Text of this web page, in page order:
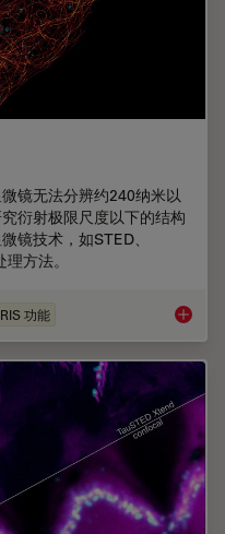
镜无法分辨约240纳米以
衍射极限尺度以下的结构
镜技术，如STED、
方法。
功能 超分辨